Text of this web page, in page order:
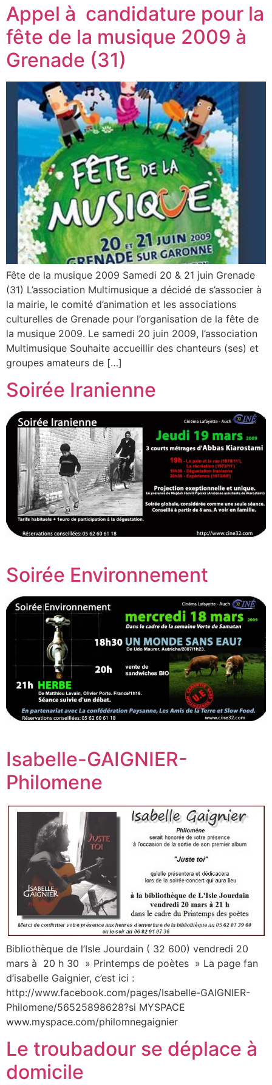
Appel à candidature pour la
fête de la musique 2009 à
Grenade (31)
Fête de la musique 2009 Samedi 20 & 21 juin Grenade
(31) L’association Multimusique a décidé de s’associer à
la mairie, le comité d’animation et les associations
culturelles de Grenade pour l’organisation de la fête de
la musique 2009. Le samedi 20 juin 2009, l’association
Multimusique Souhaite accueillir des chanteurs (ses) et
groupes amateurs de […]
Soirée Iranienne
Soirée Environnement
Isabelle-GAIGNIER-
Philomene
Bibliothèque de l’Isle Jourdain ( 32 600) vendredi 20
mars à 20 h 30 » Printemps de poètes » La page fan
d’isabelle Gaignier, c’est ici :
http://www.facebook.com/pages/Isabelle-GAIGNIER-
Philomene/56525898628?si MYSPACE
www.myspace.com/philomnegaignier
Le troubadour se déplace à
domicile